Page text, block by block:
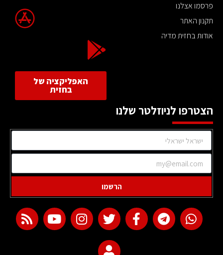
פרסמו אצלנו
תקנון האתר
אודות בחזית מדיה
האפליקציה של
בחזית
הצטרפו לניוזלטר שלנו
הרשמו